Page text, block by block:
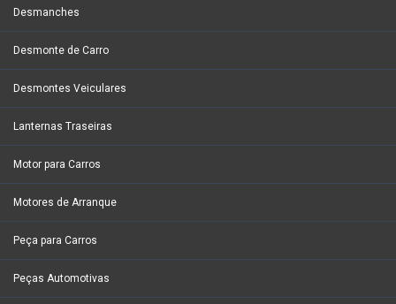
Desmanches
Desmonte de Carro
Desmontes Veiculares
Lanternas Traseiras
Motor para Carros
Motores de Arranque
Peça para Carros
Peças Automotivas